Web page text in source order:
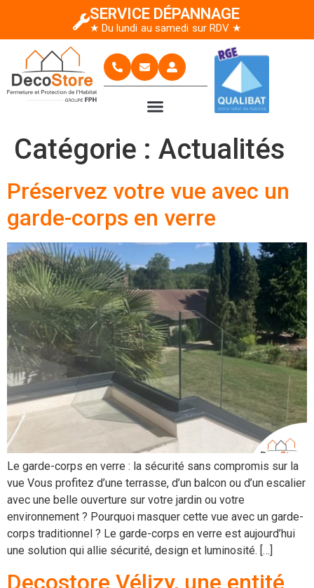
SERVICE DÉPANNAGE
★ Du lundi au samedi sur RDV ★
Catégorie : Actualités
Préservez votre vue avec un
garde-corps en verre
Le garde-corps en verre : la sécurité sans compromis sur la
vue Vous profitez d’une terrasse, d’un balcon ou d’un escalier
avec une belle ouverture sur votre jardin ou votre
environnement ? Pourquoi masquer cette vue avec un garde-
corps traditionnel ? Le garde-corps en verre est aujourd’hui
une solution qui allie sécurité, design et luminosité. […]
Decostore Vélizy, une entité